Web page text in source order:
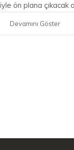
ön plana çıkacak
için her zaman
Devamını Göster